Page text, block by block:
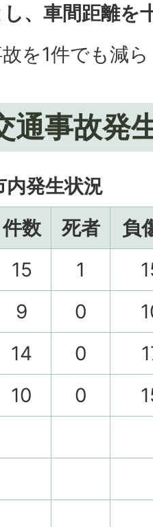
、車間距離を
を1件でも減
通事故発
内発生状況
件数
死者
負
15 1
9 0
14 0
10 0